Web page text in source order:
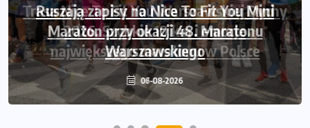
Ruszają zapisy na Nice To Fit You Mini
Maraton przy okazji 48. Maratonu
Warszawskiego
06-08-2026